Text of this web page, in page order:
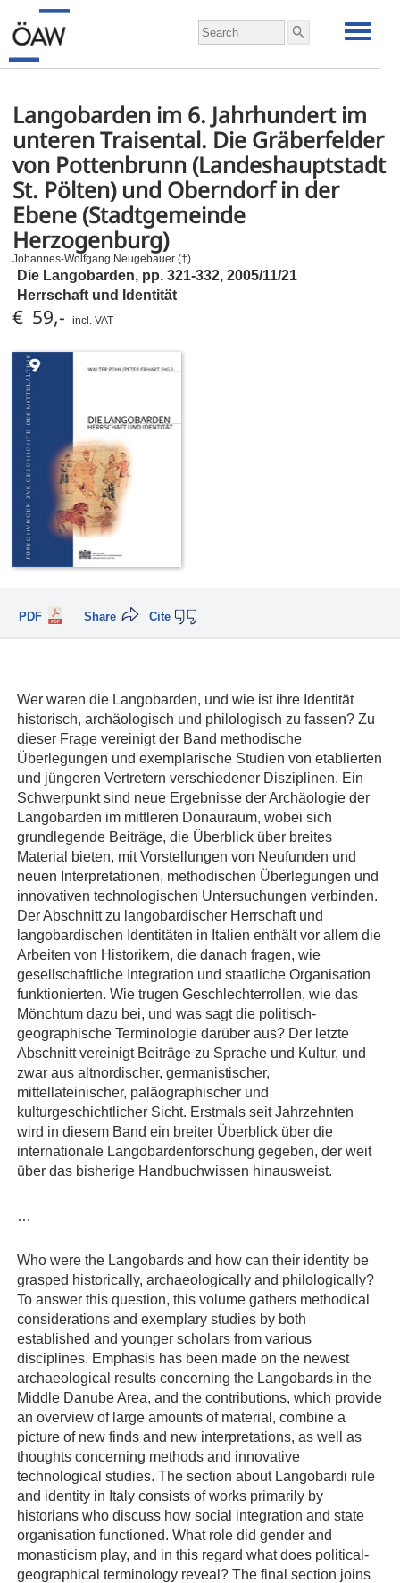
Langobarden im 6. Jahrhundert im
unteren Traisental. Die Gräberfelder
von Pottenbrunn (Landeshauptstadt
St. Pölten) und Oberndorf in der
Ebene (Stadtgemeinde
Herzogenburg)
Johannes-Wolfgang Neugebauer (†)
Die Langobarden, pp. 321-332, 2005/11/21
Herrschaft und Identität
€ 59,- incl. VAT
PDF Cite
Share
Wer waren die Langobarden, und wie ist ihre Identität
historisch, archäologisch und philologisch zu fassen? Zu
dieser Frage vereinigt der Band methodische
Überlegungen und exemplarische Studien von etablierten
und jüngeren Vertretern verschiedener Disziplinen. Ein
Schwerpunkt sind neue Ergebnisse der Archäologie der
Langobarden im mittleren Donauraum, wobei sich
grundlegende Beiträge, die Überblick über breites
Material bieten, mit Vorstellungen von Neufunden und
neuen Interpretationen, methodischen Überlegungen und
innovativen technologischen Untersuchungen verbinden.
Der Abschnitt zu langobardischer Herrschaft und
langobardischen Identitäten in Italien enthält vor allem die
Arbeiten von Historikern, die danach fragen, wie
gesellschaftliche Integration und staatliche Organisation
funktionierten. Wie trugen Geschlechterrollen, wie das
Mönchtum dazu bei, und was sagt die politisch-
geographische Terminologie darüber aus? Der letzte
Abschnitt vereinigt Beiträge zu Sprache und Kultur, und
zwar aus altnordischer, germanistischer,
mittellateinischer, paläographischer und
kulturgeschichtlicher Sicht. Erstmals seit Jahrzehnten
wird in diesem Band ein breiter Überblick über die
internationale Langobardenforschung gegeben, der weit
über das bisherige Handbuchwissen hinausweist.
…
Who were the Langobards and how can their identity be
grasped historically, archaeologically and philologically?
To answer this question, this volume gathers methodical
considerations and exemplary studies by both
established and younger scholars from various
disciplines. Emphasis has been made on the newest
archaeological results concerning the Langobards in the
Middle Danube Area, and the contributions, which provide
an overview of large amounts of material, combine a
picture of new finds and new interpretations, as well as
thoughts concerning methods and innovative
technological studies. The section about Langobardi rule
and identity in Italy consists of works primarily by
historians who discuss how social integration and state
organisation functioned. What role did gender and
monasticism play, and in this regard what does political-
geographical terminology reveal? The final section joins